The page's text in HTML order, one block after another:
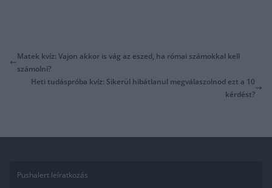
Matek kvíz: Vajon akkor is vág az eszed, ha római számokkal kell
számolni?
Heti tudáspróba kvíz: Sikerül hibátlanul megválaszolnod ezt a 10
kérdést?
Pushalert leíratkozás